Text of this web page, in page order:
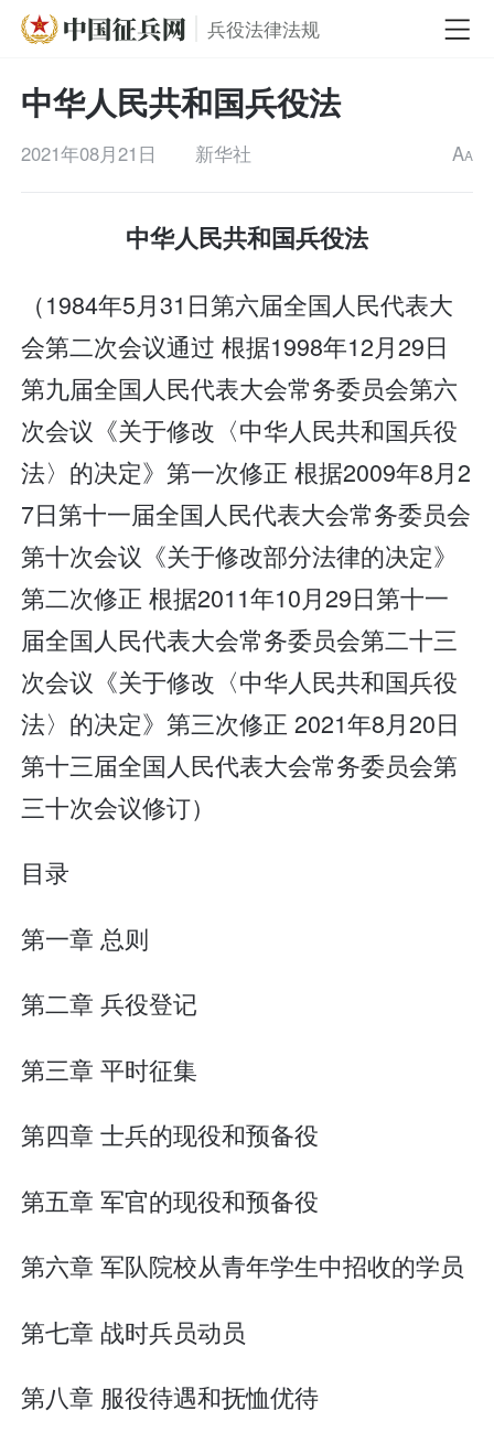
兵役法律法规
中华人民共和国兵役法
2021年08月21日 新华社 AA
中华人民共和国兵役法
（1984年5月31日第六届全国人民代表大
会第二次会议通过 根据1998年12月29日
第九届全国人民代表大会常务委员会第六
次会议《关于修改〈中华人民共和国兵役
法〉的决定》第一次修正 根据2009年8月2
7日第十一届全国人民代表大会常务委员会
第十次会议《关于修改部分法律的决定》
第二次修正 根据2011年10月29日第十一
届全国人民代表大会常务委员会第二十三
次会议《关于修改〈中华人民共和国兵役
法〉的决定》第三次修正 2021年8月20日
第十三届全国人民代表大会常务委员会第
三十次会议修订）
目录
第一章 总则
第二章 兵役登记
第三章 平时征集
第四章 士兵的现役和预备役
第五章 军官的现役和预备役
第六章 军队院校从青年学生中招收的学员
第七章 战时兵员动员
第八章 服役待遇和抚恤优待